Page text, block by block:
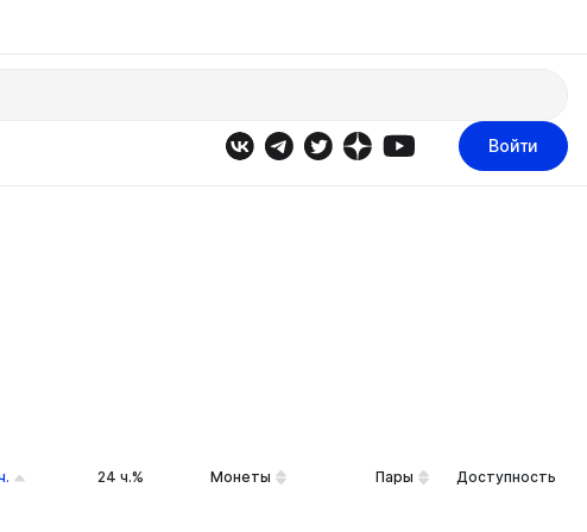
Войти
24 ч.% Монеты Пары Доступность